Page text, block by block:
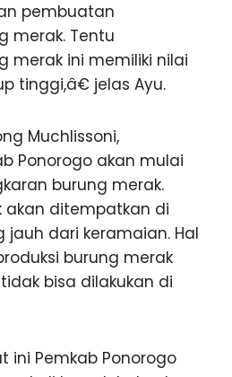
pembuatan
merak. Tentu
merak ini memiliki nilai
tinggi,â€ jelas Ayu.
Muchlissoni,
Ponorogo akan mulai
burung merak.
akan ditempatkan di
dari keramaian. Hal
burung merak
bisa dilakukan di
ini Pemkab Ponorogo